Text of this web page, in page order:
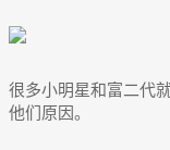
很多小明星和富二代
他们原因。